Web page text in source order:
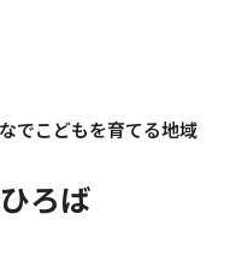
でこどもを育てる地域
ろば